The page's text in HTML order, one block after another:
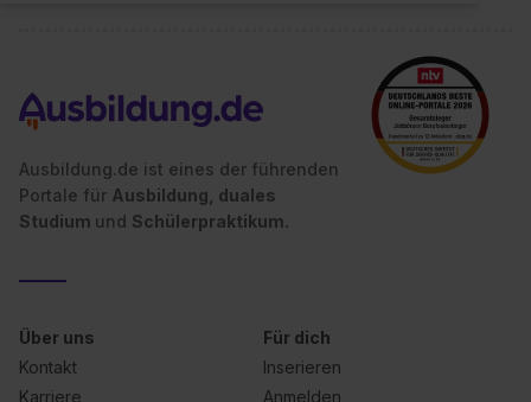
Ausbildung.de ist eines der führenden
Portale für Ausbildung, duales
Studium und Schülerpraktikum.
Über uns
Kontakt
Karriere
Für dich
Inserieren
Anmelden